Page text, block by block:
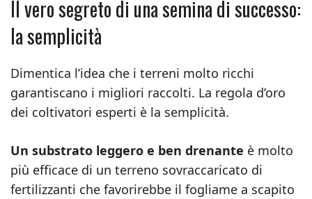
Il vero segreto di una semina di successo:
la semplicità
Dimentica l’idea che i terreni molto ricchi
garantiscano i migliori raccolti. La regola d’oro
dei coltivatori esperti è la semplicità.
Un substrato leggero e ben drenante è molto
più efficace di un terreno sovraccaricato di
fertilizzanti che favorirebbe il fogliame a scapito